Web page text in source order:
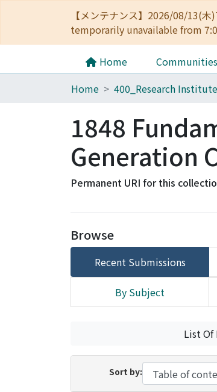
【メンテナンス】2026/08/13(
temporarily unavailable from
Home Communities
Home
1848
Generation
Permanent URI for this
Browse
Recent Submissions
By Subject
List Of
Sort by: